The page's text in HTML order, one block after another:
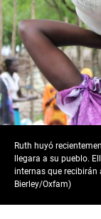
la
Ruth huyó
llegara a su pueblo.
internas que
Bierley/Oxfam)